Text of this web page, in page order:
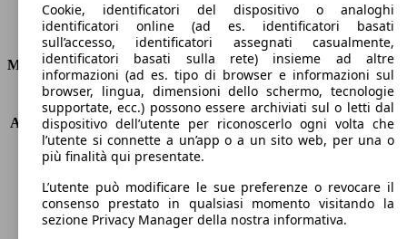
Consumi
Motore e Prestazioni
KW (PS)
92 kW (125 PS)
Accelerazione (0-100 km/h)
11.4s
Velocità massima (km/h)
193 km/h
Numero di marce
8
Coppia
170 nm
Cilindrata
998 ccm
Carburante
Benzina
Cookie, identificatori del dispositivo o analoghi
identificatori online (ad es. identificatori basati
sull’accesso, identificatori assegnati casualmente,
identificatori basati sulla rete) insieme ad altre
informazioni (ad es. tipo di browser e informazioni sul
browser, lingua, dimensioni dello schermo, tecnologie
supportate, ecc.) possono essere archiviati sul o letti dal
dispositivo dell’utente per riconoscerlo ogni volta che
l’utente si connette a un’app o a un sito web, per una o
più finalità qui presentate.
L’utente può modificare le sue preferenze o revocare il
consenso prestato in qualsiasi momento visitando la
sezione Privacy Manager della nostra informativa.